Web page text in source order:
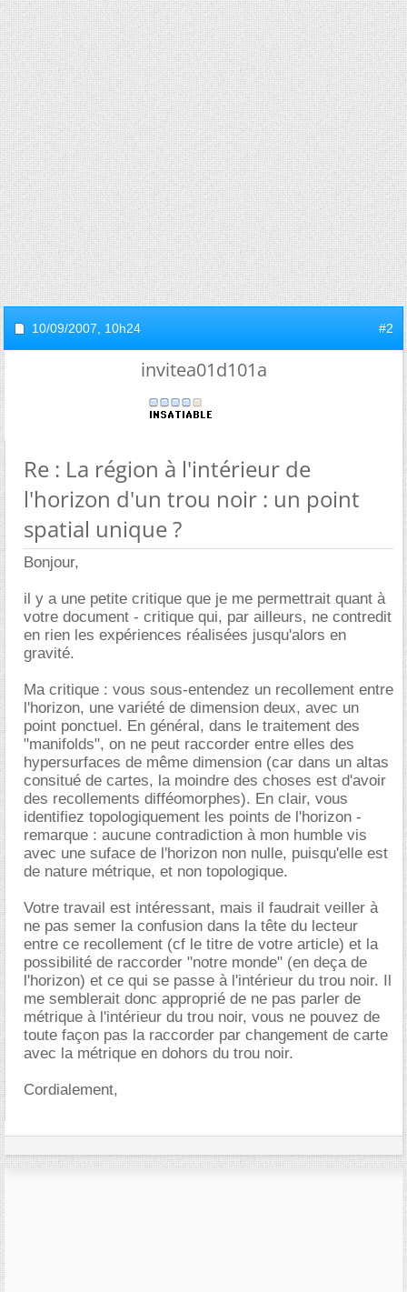
10/09/2007, 10h24 #2
invitea01d101a
Re : La région à l'intérieur de
l'horizon d'un trou noir : un point
spatial unique ?
Bonjour,
il y a une petite critique que je me permettrait quant à
votre document - critique qui, par ailleurs, ne contredit
en rien les expériences réalisées jusqu'alors en
gravité.
Ma critique : vous sous-entendez un recollement entre
l'horizon, une variété de dimension deux, avec un
point ponctuel. En général, dans le traitement des
"manifolds", on ne peut raccorder entre elles des
hypersurfaces de même dimension (car dans un altas
consitué de cartes, la moindre des choses est d'avoir
des recollements difféomorphes). En clair, vous
identifiez topologiquement les points de l'horizon -
remarque : aucune contradiction à mon humble vis
avec une suface de l'horizon non nulle, puisqu'elle est
de nature métrique, et non topologique.
Votre travail est intéressant, mais il faudrait veiller à
ne pas semer la confusion dans la tête du lecteur
entre ce recollement (cf le titre de votre article) et la
possibilité de raccorder "notre monde" (en deça de
l'horizon) et ce qui se passe à l'intérieur du trou noir. Il
me semblerait donc approprié de ne pas parler de
métrique à l'intérieur du trou noir, vous ne pouvez de
toute façon pas la raccorder par changement de carte
avec la métrique en dohors du trou noir.
Cordialement,